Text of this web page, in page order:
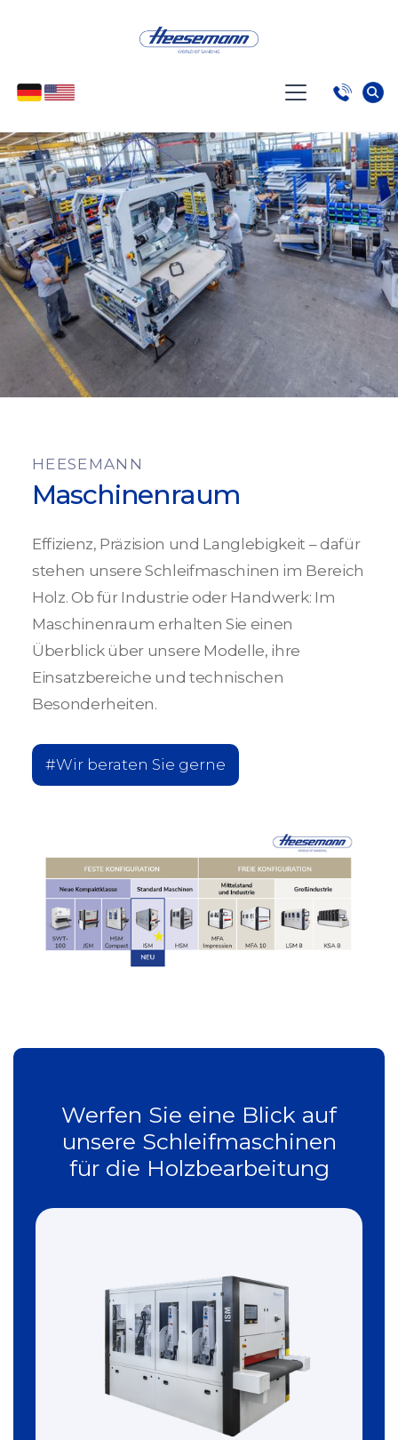
HEESEMANN
Maschinenraum
Effizienz, Präzision und Langlebigkeit – dafür
stehen unsere Schleifmaschinen im Bereich
Holz. Ob für Industrie oder Handwerk: Im
Maschinenraum erhalten Sie einen
Überblick über unsere Modelle, ihre
Einsatzbereiche und technischen
Besonderheiten.
#Wir beraten Sie gerne
Werfen Sie eine Blick auf
unsere Schleifmaschinen
für die Holzbearbeitung